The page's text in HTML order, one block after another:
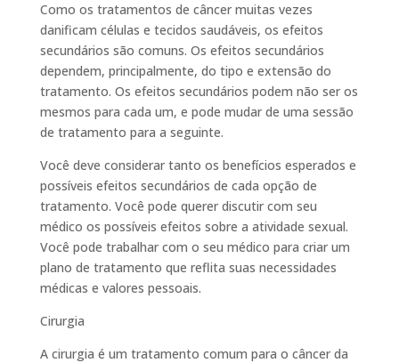
Como os tratamentos de câncer muitas vezes
danificam células e tecidos saudáveis, os efeitos
secundários são comuns. Os efeitos secundários
dependem, principalmente, do tipo e extensão do
tratamento. Os efeitos secundários podem não ser os
mesmos para cada um, e pode mudar de uma sessão
de tratamento para a seguinte.
Você deve considerar tanto os benefícios esperados e
possíveis efeitos secundários de cada opção de
tratamento. Você pode querer discutir com seu
médico os possíveis efeitos sobre a atividade sexual.
Você pode trabalhar com o seu médico para criar um
plano de tratamento que reflita suas necessidades
médicas e valores pessoais.
Cirurgia
A cirurgia é um tratamento comum para o câncer da